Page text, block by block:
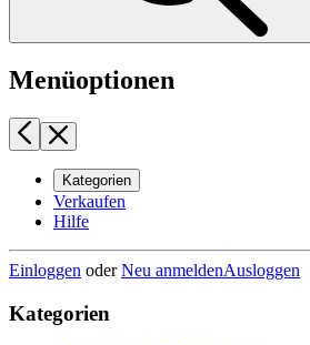
Menüoptionen
Kategorien
Verkaufen
Hilfe
Einloggen oderNeu anmeldenAusloggen
Kategorien